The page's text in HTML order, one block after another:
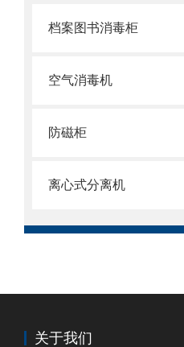
档案图书消毒柜
空气消毒机
防磁柜
离心式分离机
关于我们